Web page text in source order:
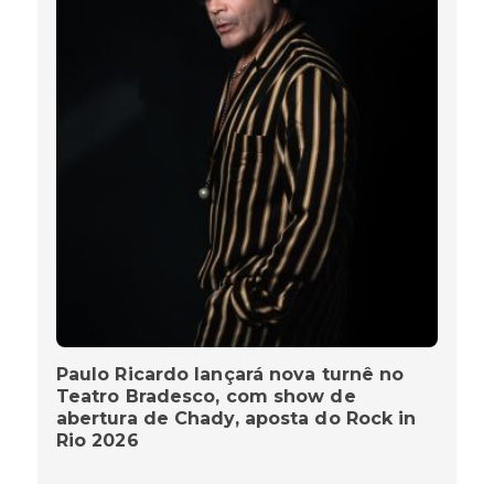
Paulo Ricardo lançará nova turnê no
Teatro Bradesco, com show de
abertura de Chady, aposta do Rock in
Rio 2026